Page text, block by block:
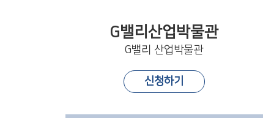
G밸리산업박물관
G밸리 산업박물관
신청하기